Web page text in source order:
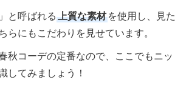
と呼ばれる上質な素材を使用し、見た
らにもこだわりを見せています。
秋コーデの定番なので、ここでもニッ
してみましょう！